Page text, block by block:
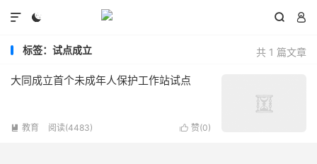
  

共 1 篇文章
标签：试点成立
大同成立首个未成年人保护工作站试点
 赞(0)
 教育 阅读(4483)